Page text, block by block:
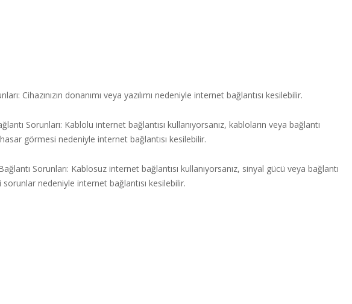
Cihazınızın donanımı veya yazılımı nedeniyle internet bağlantısı kesilebilir.
Sorunları: Kablolu internet bağlantısı kullanıyorsanız, kabloların veya bağlantı
görmesi nedeniyle internet bağlantısı kesilebilir.
Sorunları: Kablosuz internet bağlantısı kullanıyorsanız, sinyal gücü veya bağlantı
sorunlar nedeniyle internet bağlantısı kesilebilir.